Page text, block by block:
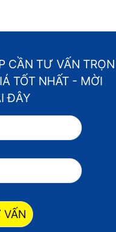
CẦN TƯ VẤN TRỌN
TỐT NHẤT - MỜI
ĐÂY
VẤN